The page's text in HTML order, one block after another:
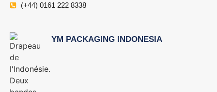
(+44) 0161 222 8338
YM PACKAGING INDONESIA